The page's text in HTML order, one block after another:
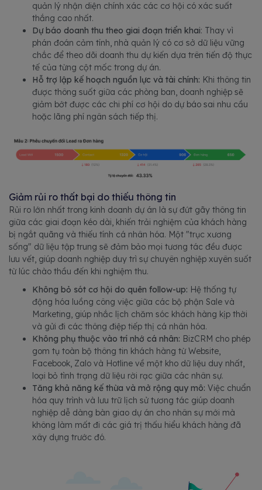
quản lý nhận diện chính xác các cơ hội có xác suất
thắng cao nhất.
Dự báo doanh thu theo giai đoạn triển khai: Thay vì
phán đoán cảm tính, nhà quản lý có cơ sở dữ liệu vững
chắc để theo dõi doanh thu dự kiến dựa trên tiến độ thực
tế của từng cột mốc trong dự án.
Hỗ trợ lập kế hoạch nguồn lực và tài chính: Khi thông tin
được thông suốt giữa các phòng ban, doanh nghiệp sẽ
giảm bớt được các chi phí cơ hội do dự báo sai nhu cầu
hoặc lãng phí ngân sách tiếp thị.
Giảm rủi ro thất bại do thiếu thông tin
Rủi ro lớn nhất trong kinh doanh dự án là sự đứt gãy thông tin
giữa các giai đoạn kéo dài, khiến trải nghiệm của khách hàng
bị ngắt quãng và thiếu tính cá nhân hóa. Một "trục xương
sống" dữ liệu tập trung sẽ đảm bảo mọi tương tác đều được
lưu vết, giúp doanh nghiệp duy trì sự chuyên nghiệp xuyên suốt
từ lúc chào thầu đến khi nghiệm thu.
Không bỏ sót cơ hội do quên follow-up: Hệ thống tự
động hóa luồng công việc giữa các bộ phận Sale và
Marketing, giúp nhắc lịch chăm sóc khách hàng kịp thời
và gửi đi các thông điệp tiếp thị cá nhân hóa.
Không phụ thuộc vào trí nhớ cá nhân: BizCRM cho phép
gom tụ toàn bộ thông tin khách hàng từ Website,
Facebook, Zalo và Hotline về một kho dữ liệu duy nhất,
loại bỏ tình trạng dữ liệu rời rạc giữa các nhân sự.
Tăng khả năng kế thừa và mở rộng quy mô: Việc chuẩn
hóa quy trình và lưu trữ lịch sử tương tác giúp doanh
nghiệp dễ dàng bàn giao dự án cho nhân sự mới mà
không làm mất đi các giá trị thấu hiểu khách hàng đã
xây dựng trước đó.